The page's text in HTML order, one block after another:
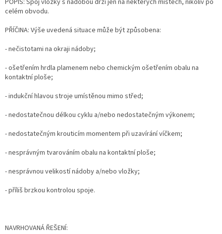
celém obvodu.
PŘÍČINA: Výše uvedená situace může být způsobena:
- nečistotami na okraji nádoby;
- ošetřením hrdla plamenem nebo chemickým ošetřením obalu na
kontaktní ploše;
- indukční hlavou stroje umístěnou mimo střed;
- nedostatečnou délkou cyklu a/nebo nedostatečným výkonem;
- nedostatečným krouticím momentem při uzavírání víčkem;
- nesprávným tvarováním obalu na kontaktní ploše;
- nesprávnou velikostí nádoby a/nebo vložky;
- příliš brzkou kontrolou spoje.
NAVRHOVANÁ ŘEŠENÍ: